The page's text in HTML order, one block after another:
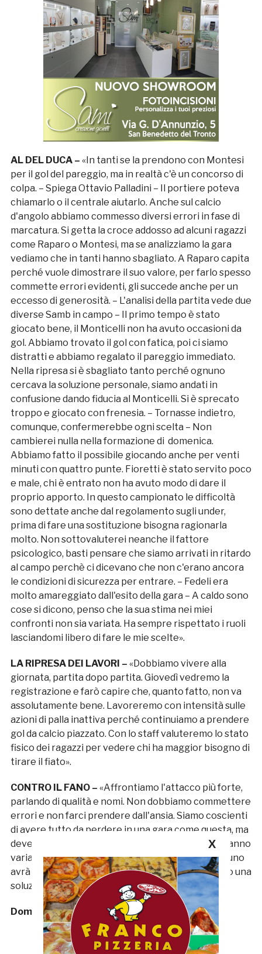
AL DEL DUCA – «In tanti se la prendono con Montesi
per il gol del pareggio, ma in realtà c'è un concorso di
colpa. – Spiega Ottavio Palladini – Il portiere poteva
chiamarlo o il centrale aiutarlo. Anche sul calcio
d'angolo abbiamo commesso diversi errori in fase di
marcatura. Si getta la croce addosso ad alcuni ragazzi
come Raparo o Montesi, ma se analizziamo la gara
vediamo che in tanti hanno sbagliato. A Raparo capita
perché vuole dimostrare il suo valore, per farlo spesso
commette errori evidenti, gli succede anche per un
eccesso di generosità. – L'analisi della partita vede due
diverse Samb in campo – Il primo tempo è stato
giocato bene, il Monticelli non ha avuto occasioni da
gol. Abbiamo trovato il gol con fatica, poi ci siamo
distratti e abbiamo regalato il pareggio immediato.
Nella ripresa si è sbagliato tanto perché ognuno
cercava la soluzione personale, siamo andati in
confusione dando fiducia al Monticelli. Si è sprecato
troppo e giocato con frenesia. – Tornasse indietro,
comunque, confermerebbe ogni scelta – Non
cambierei nulla nella formazione di domenica.
Abbiamo fatto il possibile giocando anche per venti
minuti con quattro punte. Fioretti è stato servito poco
e male, chi è entrato non ha avuto modo di dare il
proprio apporto. In questo campionato le difficoltà
sono dettate anche dal regolamento sugli under,
prima di fare una sostituzione bisogna ragionarla
molto. Non sottovaluterei neanche il fattore
psicologico, basti pensare che siamo arrivati in ritardo
al campo perchè ci dicevano che non c'erano ancora
le condizioni di sicurezza per entrare. – Fedeli era
molto amareggiato dall'esito della gara – A caldo sono
cose si dicono, penso che la sua stima nei miei
confronti non sia variata. Ha sempre rispettato i ruoli
lasciandomi libero di fare le mie scelte».
LA RIPRESA DEI LAVORI – «Dobbiamo vivere alla
giornata, partita dopo partita. Giovedì vedremo la
registrazione e farò capire che, quanto fatto, non va
assolutamente bene. Lavoreremo con intensità sulle
azioni di palla inattiva perché continuiamo a prendere
gol da calcio piazzato. Con lo staff valuteremo lo stato
fisico dei ragazzi per vedere chi ha maggior bisogno di
tirare il fiato».
CONTRO IL FANO – «Affrontiamo l'attacco più forte,
parlando di qualità e nomi. Non dobbiamo commettere
errori e non farci prendere dall'ansia. Siamo coscienti
di avere tutto da perdere in una gara come questa, ma
deve essere affrontata al meglio. Non so se ci saranno
variazioni nel modulo o nella formazione, se qualcuno
avrà bisogno di riposare, in ogni caso, cercheremo una
soluzione».
Domenico Del Zompo
X